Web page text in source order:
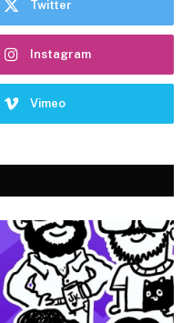
Twitter
Instagram
Vimeo